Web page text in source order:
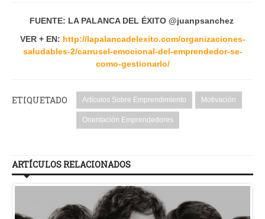
FUENTE: LA PALANCA DEL ÉXITO @juanpsanchez
VER + EN: http://lapalancadelexito.com/organizaciones-
saludables-2/carrusel-emocional-del-emprendedor-se-
como-gestionarlo/
ETIQUETADO Artículos Sobre Emprendimiento Motivación
Orientación Emprendedores
ARTÍCULOS RELACIONADOS